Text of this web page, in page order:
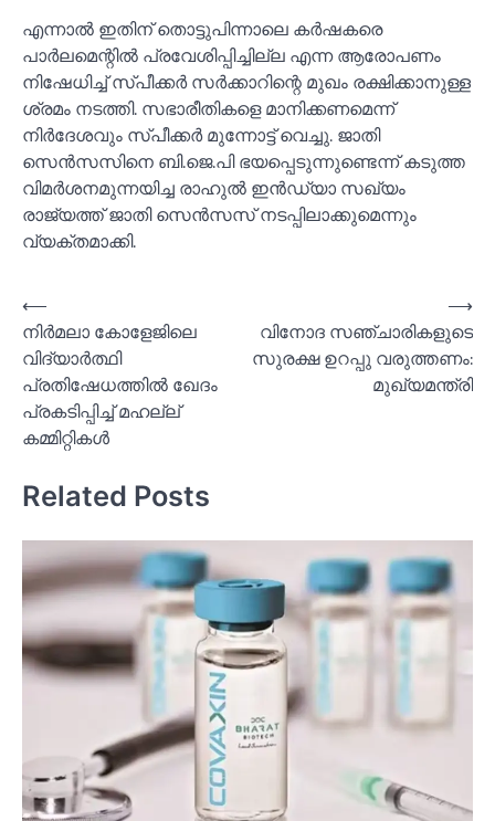
എന്നാല്‍ ഇതിന് തൊട്ടുപിന്നാലെ കർഷകരെ
പാർലമെന്റില്‍ പ്രവേശിപ്പിച്ചില്ല എന്ന ആരോപണം
നിഷേധിച്ച്‌ സ്പീക്കർ സർക്കാറിന്റെ മുഖം രക്ഷിക്കാനുള്ള
ശ്രമം നടത്തി. സഭാരീതികളെ മാനിക്കണമെന്ന്
നിർദേശവും സ്പീക്കർ മുന്നോട്ട് വെച്ചു. ജാതി
സെൻസസിനെ ബി.ജെ.പി ഭയപ്പെടുന്നുണ്ടെന്ന് കടുത്ത
വിമർശനമുന്നയിച്ച രാഹുല്‍ ഇൻഡ്യാ സഖ്യം
രാജ്യത്ത് ജാതി സെൻസസ് നടപ്പിലാക്കുമെന്നും
വ്യക്തമാക്കി.
Post
navigation
⟵
നിര്‍മലാ കോളേജിലെ
വിദ്യാര്‍ത്ഥി
പ്രതിഷേധത്തില്‍ ഖേദം
പ്രകടിപ്പിച്ച്‌ മഹല്ല്
കമ്മിറ്റികള്‍
വിനോദ സഞ്ചാരികളുടെ
സുരക്ഷ ഉറപ്പു വരുത്തണം:
മുഖ്യമന്ത്രി
⟶
Related Posts